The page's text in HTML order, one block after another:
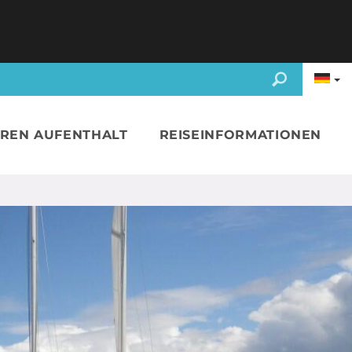
AUFENTHALT REISEINFORMATIONEN